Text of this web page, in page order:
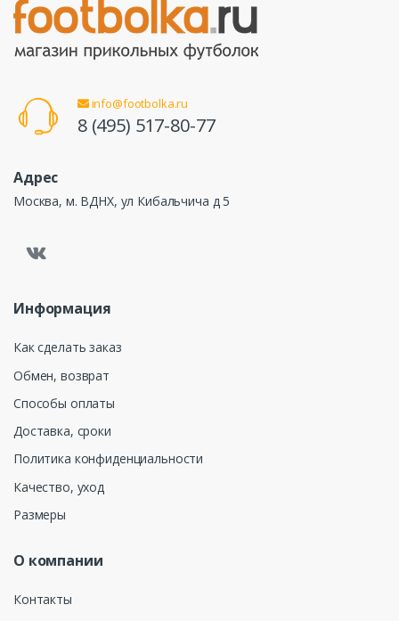
info@footbolka.ru
8 (495) 517-80-77
Адрес
Москва, м. ВДНХ, ул Кибальчича д 5
Информация
Как сделать заказ
Обмен, возврат
Способы оплаты
Доставка, сроки
Политика конфиденциальности
Качество, уход
Размеры
О компании
Контакты